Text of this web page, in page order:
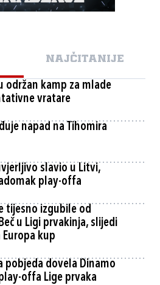
NAJČITANIJE
održan kamp za mlade
vratare
napad na Tihomira
slavio u Litvi,
play-offa
tijesno izgubile od
u Ligi prvakinja, slijedi
Europa kup
pobjeda dovela Dinamo
offa Lige prvaka